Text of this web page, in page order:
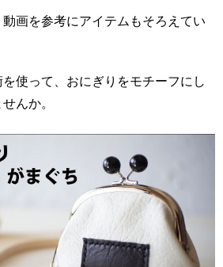
画を参考にアイテムもそろえてい
使って、おにぎりをモチーフにし
んか。